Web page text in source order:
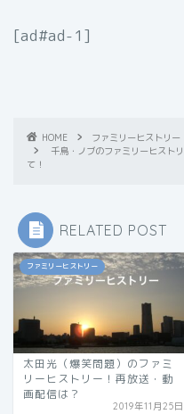
[ad#ad-1]
HOME
ファミリーヒストリー
千鳥・ノブのファミリーヒスト
て！
RELATED POST
ファミリーヒストリー
太田光（爆笑問題）のファミ
リーヒストリー！再放送・動
画配信は？
2019年11月25日